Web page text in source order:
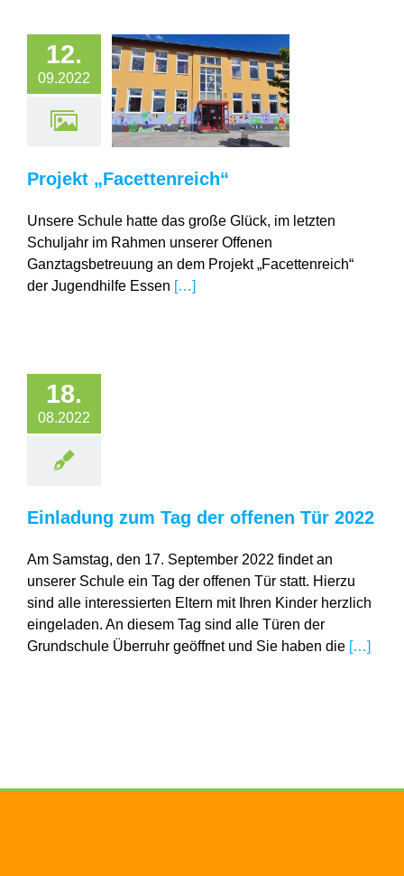
12.
09.2022
Projekt
Projekt „Facettenreich“
Unsere Schule hatte das große Glück, im letzten
Schuljahr im Rahmen unserer Offenen
Ganztagsbetreuung an dem Projekt „Facettenreich“
der Jugendhilfe Essen […]
18.
08.2022
Einladung zum Tag der offenen Tür 2022
Am Samstag, den 17. September 2022 findet an
unserer Schule ein Tag der offenen Tür statt. Hierzu
sind alle interessierten Eltern mit Ihren Kinder herzlich
eingeladen. An diesem Tag sind alle Türen der
Grundschule Überruhr geöffnet und Sie haben die[…]